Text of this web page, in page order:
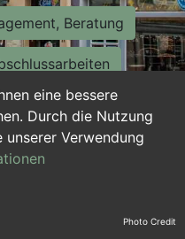
eine bessere
Durch die Nutzung
unserer Verwendung
Beratung
Sekretariat
Ausbildung Photo Credit